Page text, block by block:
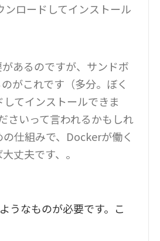
ロードしてインストール
あるのですが、サンドボ
がこれです（多分。ぼく
てインストールできま
さいって言われるかもしれ
仕組みで、Dockerが働く
丈夫です、。
うなものが必要です。こ